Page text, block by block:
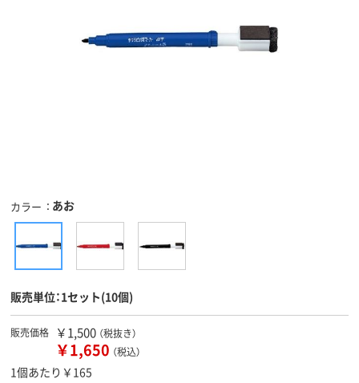
カラー あお
販売単位：1セット(10個)
販売価格 ￥1,500 （税抜き）
￥1,650 （税込）
1個あたり￥165